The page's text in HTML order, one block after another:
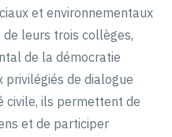
et environnementaux
de leurs trois collèges,
de la démocratie
privilégiés de dialogue
civile, ils permettent de
et de participer